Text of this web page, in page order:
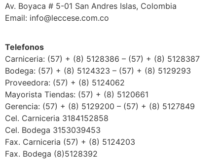
Av. Boyaca # 5-01 San Andres Islas, Colombia
Email: info@leccese.com.co
Telefonos
Carniceria: (57) + (8) 5128386 – (57) + (8) 5128387
Bodega: (57) + (8) 5124323 – (57) + (8) 5129293
Proveedora: (57) + (8) 5124062
Mayorista Tiendas: (57) + (8) 5120661
Gerencia: (57) + (8) 5129200 – (57) + (8) 5127849
Cel. Carniceria 3184152858
Cel. Bodega 3153039453
Fax. Carniceria (57) + (8) 5124203
Fax. Bodega (8)5128392